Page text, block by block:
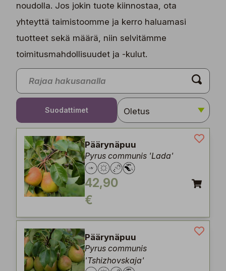
noudolla. Jos jokin tuote kiinnostaa, ota
yhteyttä taimistoomme ja kerro haluamasi
tuotteet sekä määrä, niin selvitämme
toimitusmahdollisuudet ja -kulut.
Suodattimet
Päärynäpuu
Pyrus communis 'Lada'
42,90
€
Päärynäpuu
Pyrus communis
'Tshizhovskaja'